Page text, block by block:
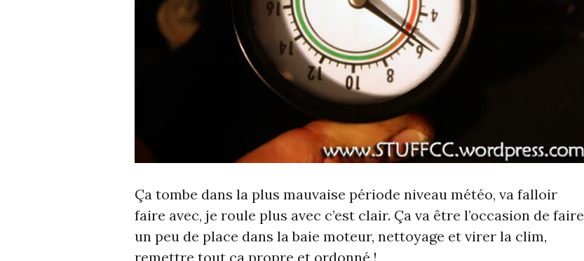
Ça tombe dans la plus mauvaise période niveau météo, va falloir
faire avec, je roule plus avec c’est clair. Ça va être l’occasion de faire
un peu de place dans la baie moteur, nettoyage et virer la clim,
remettre tout ça propre et ordonné !